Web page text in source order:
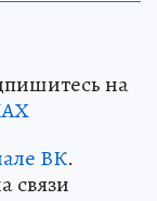
на
ВК.
связи